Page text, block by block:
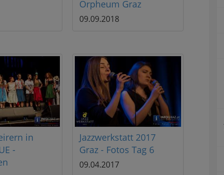
Orpheum Graz
09.09.2018
in
-
Jazzwerkstatt 2017
Graz - Fotos Tag 6
09.04.2017